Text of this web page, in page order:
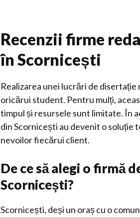
Recenzii firme
în Scornicești
Realizarea unei lucrări de
oricărui student. Pentru mulți,
timpul și resursele sunt limitate. În
din Scornicești au devenit o
nevoilor fiecărui client.
De ce să alegi o firmă
Scornicești?
Scornicești, deși un oraș cu o